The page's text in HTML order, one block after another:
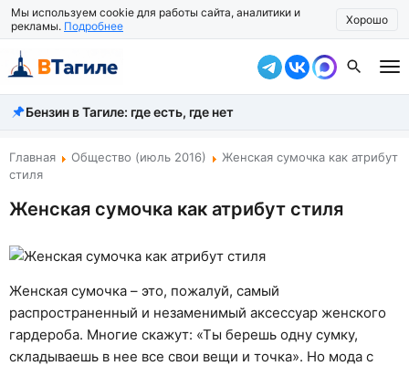
Мы используем cookie для работы сайта, аналитики и
рекламы. Подробнее Хорошо
Все новости
Происшествия
Жизнь
Экономика
Общество
Бензин в Тагиле: где есть, где нет
Главная Общество (июль 2016)
Женская сумочка как атрибут
стиля
Женская сумочка как атрибут стиля
Женская сумочка – это, пожалуй, самый
распространенный и незаменимый аксессуар женского
гардероба. Многие скажут: «Ты берешь одну сумку,
складываешь в нее все свои вещи и точка». Но мода с